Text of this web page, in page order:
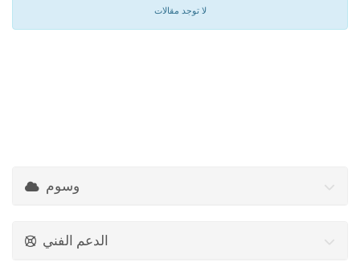
لا توجد مقالات
وسوم
الدعم الفني